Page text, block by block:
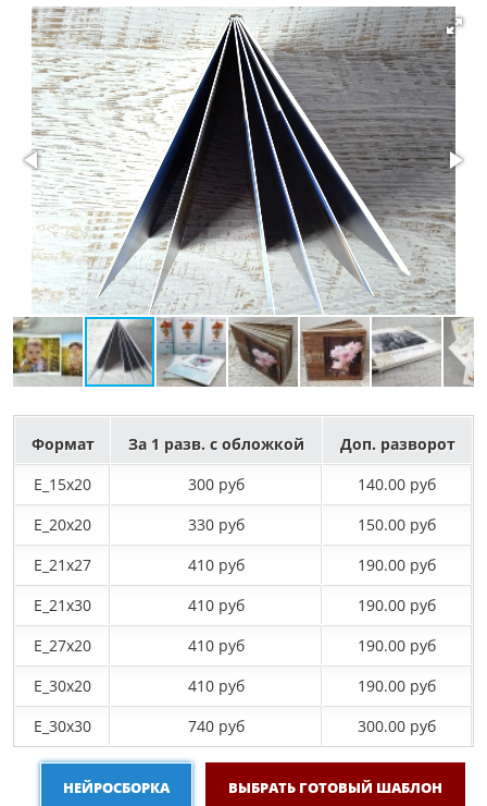
Формат За 1 разв. с обложкой
Доп. разворот
E_15х20
300 руб
140.00 руб
E_20х20
330 руб
150.00 руб
E_21х27
410 руб
190.00 руб
E_21х30
410 руб
190.00 руб
E_27x20
410 руб
190.00 руб
E_30x20
410 руб
190.00 руб
E_30х30
740 руб 300.00 руб
НЕЙРОСБОРКА ВЫБРАТЬ ГОТОВЫЙ ШАБЛОН